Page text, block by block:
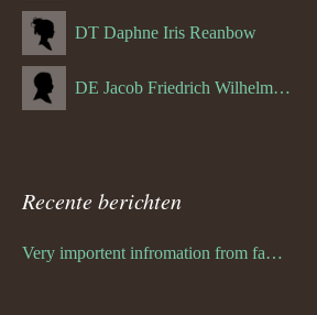
DT Daphne Iris Reanbow
DE Jacob Friedrich Wilhelm Hurth
Recente berichten
Very importent infromation from family Schwulst